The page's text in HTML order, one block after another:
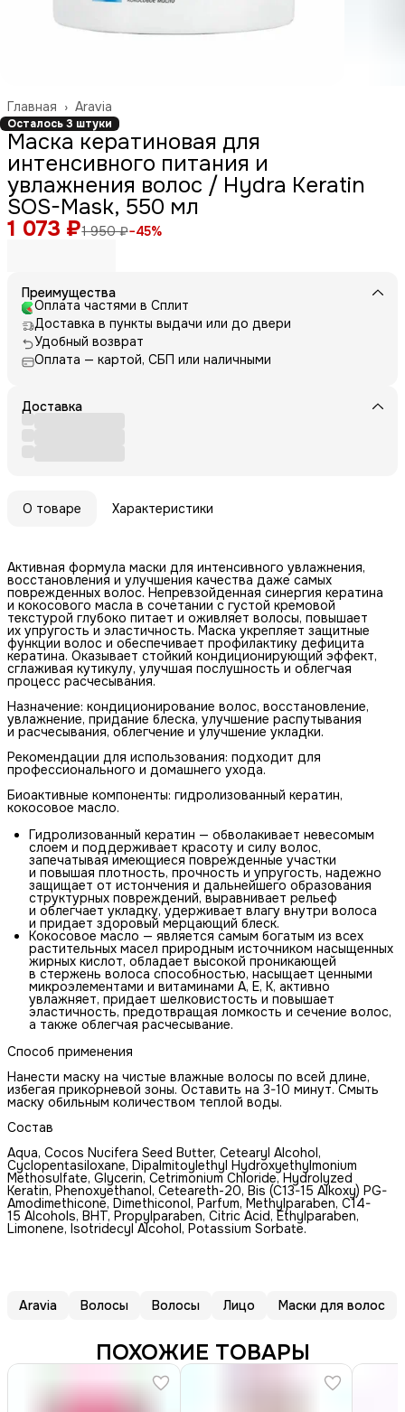
Aravia
Главная ›
Осталось 3 штуки
Маска кератиновая для
интенсивного питания и
увлажнения волос / Hydra Keratin
SOS-Mask, 550 мл
1 073 ₽1 950 ₽−45%
Преимущества
Оплата частями в Сплит
Доставка в пункты выдачи или до двери
Удобный возврат
Оплата — картой, СБП или наличными
Доставка
О товаре Характеристики
Активная формула маски для интенсивного увлажнения,
восстановления и улучшения качества даже самых
поврежденных волос. Непревзойденная синергия кератина
и кокосового масла в сочетании с густой кремовой
текстурой глубоко питает и оживляет волосы, повышает
их упругость и эластичность. Маска укрепляет защитные
функции волос и обеспечивает профилактику дефицита
кератина. Оказывает стойкий кондиционирующий эффект,
сглаживая кутикулу, улучшая послушность и облегчая
процесс расчесывания.
Назначение: кондиционирование волос, восстановление,
увлажнение, придание блеска, улучшение распутывания
и расчесывания, облегчение и улучшение укладки.
Рекомендации для использования: подходит для
профессионального и домашнего ухода.
Биоактивные компоненты: гидролизованный кератин,
кокосовое масло.
Гидролизованный кератин — обволакивает невесомым
слоем и поддерживает красоту и силу волос,
запечатывая имеющиеся поврежденные участки
и повышая плотность, прочность и упругость, надежно
защищает от истончения и дальнейшего образования
структурных повреждений, выравнивает рельеф
и облегчает укладку, удерживает влагу внутри волоса
и придает здоровый мерцающий блеск.
Кокосовое масло — является самым богатым из всех
растительных масел природным источником насыщенных
жирных кислот, обладает высокой проникающей
в стержень волоса способностью, насыщает ценными
микроэлементами и витаминами А, Е, К, активно
увлажняет, придает шелковистость и повышает
эластичность, предотвращая ломкость и сечение волос,
а также облегчая расчесывание.
Способ применения
Нанести маску на чистые влажные волосы по всей длине,
избегая прикорневой зоны. Оставить на 3-10 минут. Смыть
маску обильным количеством теплой воды.
Состав
Aqua, Cocos Nucifera Seed Butter, Cetearyl Alcohol,
Cyclopentasiloxane, Dipalmitoylethyl Hydroxyethylmonium
Methosulfate, Glycerin, Cetrimonium Chloride, Hydrolyzed
Keratin, Phenoxyethanol, Ceteareth-20, Bis (C13-15 Alkoxy) PG-
Amodimethicone, Dimethiconol, Parfum, Methylparaben, C14-
15 Alcohols, BHT, Propylparaben, Citric Acid, Ethylparaben,
Limonene, Isotridecyl Alcohol, Potassium Sorbate.
Aravia Волосы Волосы Лицо Маски для волос
ПОХОЖИЕ ТОВАРЫ